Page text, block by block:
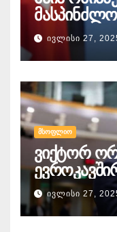
ხიბლი და
რომელიც
გააჩნია
ᲘᲕᲚᲘᲡᲘ 27,
ᲛᲡᲝᲤᲚᲘᲝ
ვიქტორ
გამო
დადგეს
ᲘᲕᲚᲘᲡᲘ 27,